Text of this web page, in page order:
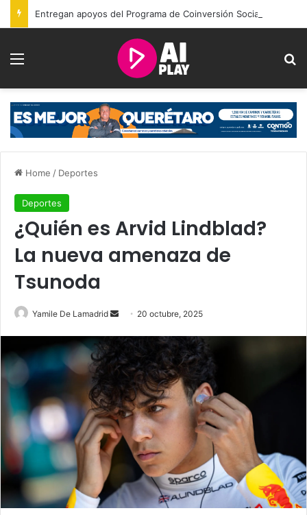
Menu
Home / Deportes
Deportes
¿Quién es Arvid Lindblad?
La nueva amenaza de
Tsunoda
Yamile De Lamadrid
Send
email
20 octubre, 2025